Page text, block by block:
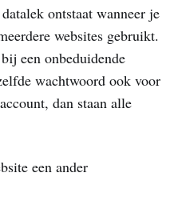
ontstaat wanneer je
websites gebruikt.
een onbeduidende
wachtwoord ook voor
dan staan alle
een ander